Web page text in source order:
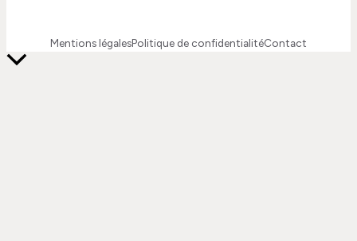
Mentions légalesPolitique de confidentialitéContact